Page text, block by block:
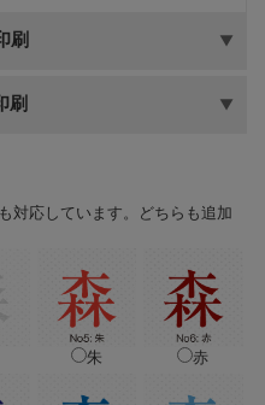
刷
刷
対応しています。どちらも追加
朱 赤